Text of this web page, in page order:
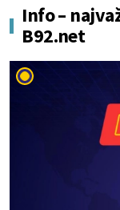
Info –
B92.net